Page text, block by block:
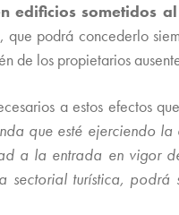
sometidos
podrá concederlo
de los propietarios
a estos efectos
que esté ejerciendo
a la entrada en vigor
turística,